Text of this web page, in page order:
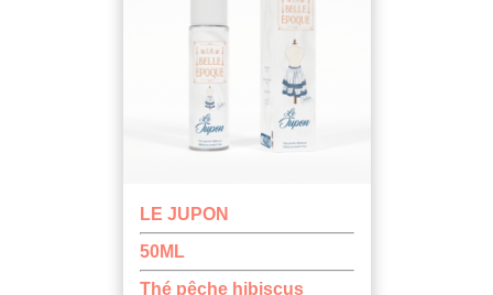
LE JUPON
50ML
Thé pêche hibiscus